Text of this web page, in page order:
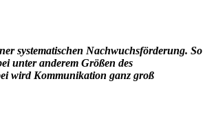
systematischen Nachwuchsförderung. So
unter anderem Größen des
wird Kommunikation ganz groß